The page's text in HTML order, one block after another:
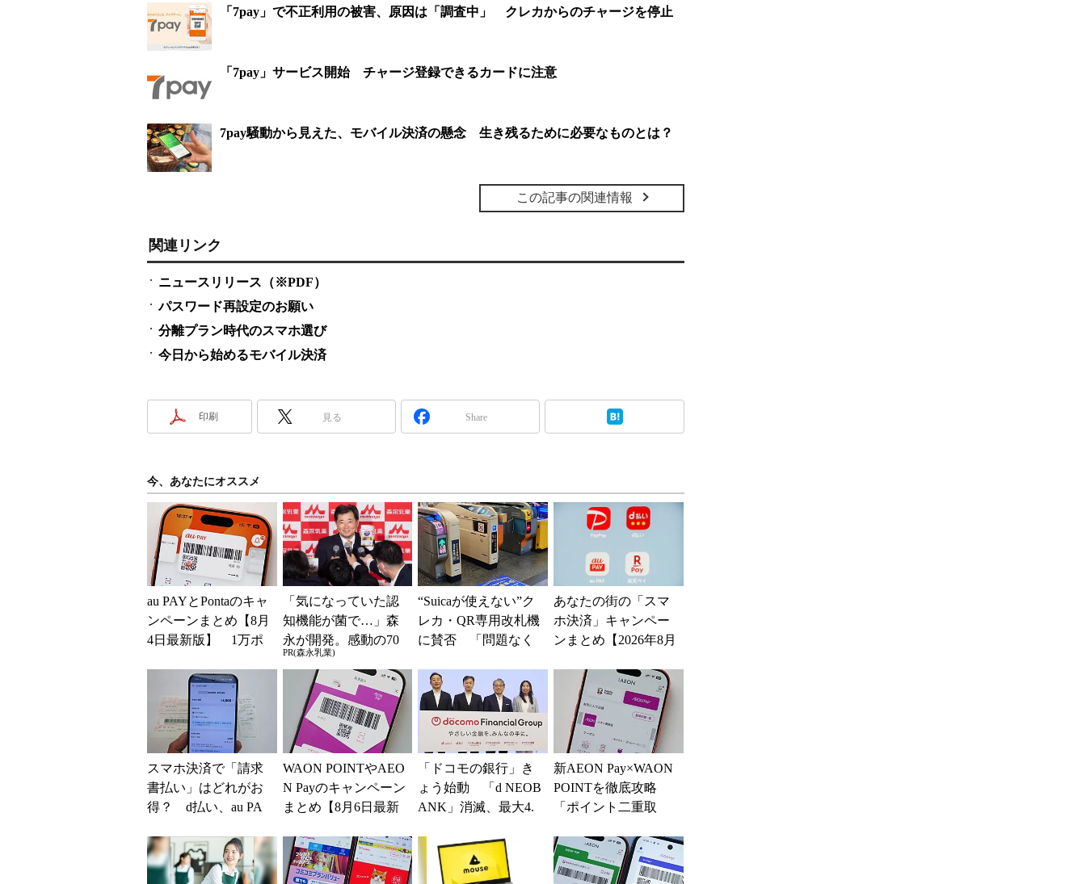
「7pay」で不正利用の被害、原因は「調査中」 クレカからのチャージを停止
「7pay」サービス開始 チャージ登録できるカードに注意
7pay騒動から見えた、モバイル決済の懸念 生き残るために必要なものとは？
この記事の関連情報
関連リンク
ニュースリリース（※PDF）
パスワード再設定のお願い
分離プラン時代のスマホ選び
今日から始めるモバイル決済
印刷 見る Share
今、あなたにオススメ
au PAYとPontaのキャ
ンペーンまとめ【8月
4日最新版】 1万ポ
0％還元あ...
「気になっていた認
知機能が菌で…」森
永が開発。感動の70
代続出
PR(森永乳業)
“Suicaが使えない”ク
レカ・QR専用改札機
に賛否 「問題なく
系ICの方がスムー...
あなたの街の「スマ
ホ決済」キャンペー
ンまとめ【2026年8月
い、au PAY...
スマホ決済で「請求
書払い」はどれがお
得？ d払い、au PA
イを比較してみた
WAON POINTやAEO
N Payのキャンペーン
まとめ【8月6日最新
0倍の...
「ドコモの銀行」き
ょう始動 「d NEOB
ANK」消滅、最大4.
解説
新AEON Pay×WAON
POINTを徹底攻略
「ポイント二重取
5％還元」に...